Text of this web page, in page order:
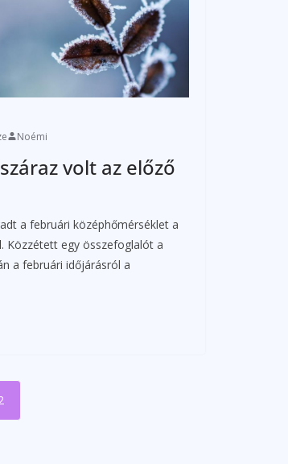
Noémi
volt az előző
a februári középhőmérséklet a
Közzétett egy összefoglalót a
a februári időjárásról a